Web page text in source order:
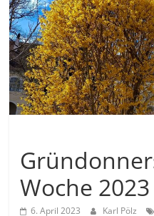
Woche
6. April 2023 Karl Pölz